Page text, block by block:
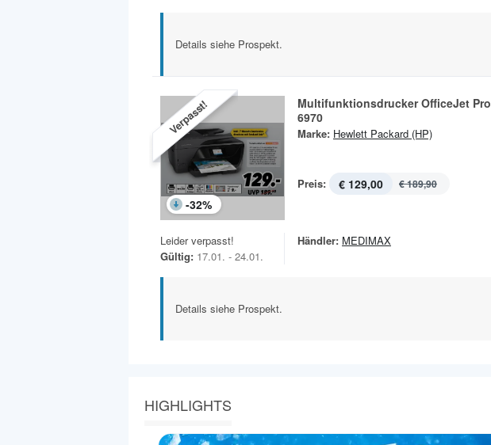
Details siehe Prospekt.
Verpasst!
-32%
Multifunktionsdrucker OfficeJet Pro
6970
Marke: Hewlett Packard (HP)
Preis: € 129,00 € 189,90
Leider verpasst!
Gültig: 17.01. - 24.01.
Händler: MEDIMAX
Details siehe Prospekt.
HIGHLIGHTS